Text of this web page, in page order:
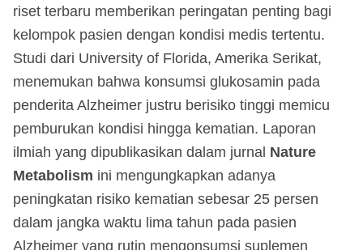
riset terbaru memberikan peringatan penting bagi
kelompok pasien dengan kondisi medis tertentu.
Studi dari University of Florida, Amerika Serikat,
menemukan bahwa konsumsi glukosamin pada
penderita Alzheimer justru berisiko tinggi memicu
pemburukan kondisi hingga kematian. Laporan
ilmiah yang dipublikasikan dalam jurnal Nature
Metabolism ini mengungkapkan adanya
peningkatan risiko kematian sebesar 25 persen
dalam jangka waktu lima tahun pada pasien
Alzheimer yang rutin mengonsumsi suplemen